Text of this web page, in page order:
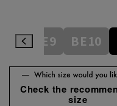
BE9 BE10
Check the
size